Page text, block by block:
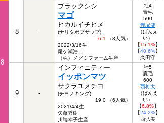
8
8 -
ブラックシシ
マゴ
ヒカルイチヒメ
(ナリタボブサップ)
6.1
（3人気）
2022/3/16生
尾ケ瀬浩二
（株）メグミファーム生産
牡4
青毛
590
赤塚健
（ばんえ
い）
【15.1%】
【40.6%】
久田守
9 -
インフィニティー
イッポンマツ
サクラユメチヨ
(チヨノキング)
19.0 （6人気）
2021/4/4生
矢藤秀樹
川端幸子生産
牡5
鹿毛
600
西将太
（ばんえ
い）
【6.8%】
【24.2%】
西弘美